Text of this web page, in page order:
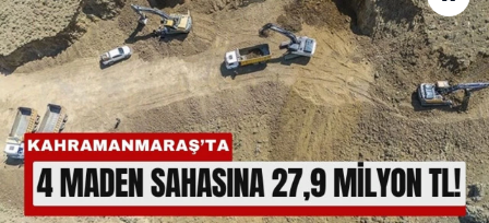
EĞİTİM
İLÇE HABERLERİ
KÜLTÜR-SANAT
KSÜ
Haber Arşivi